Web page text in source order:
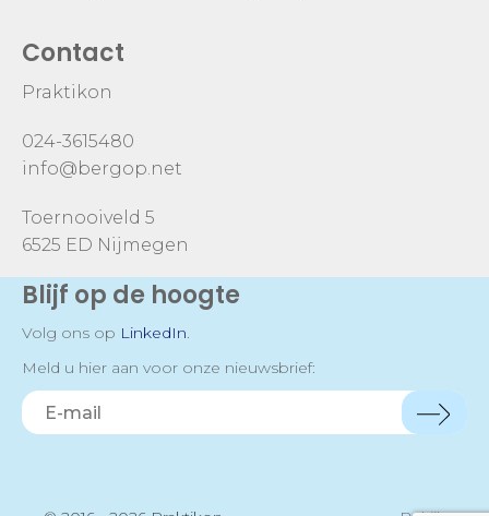
Contact
Praktikon
024-3615480
info@bergop.net
Toernooiveld 5
6525 ED Nijmegen
Blijf op de hoogte
Volg ons op LinkedIn.
Meld u hier aan voor onze nieuwsbrief: